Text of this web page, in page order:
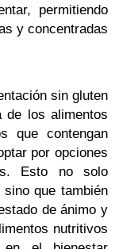
permitiendo
y concentradas
sin gluten
de los alimentos
que contengan
por opciones
Esto no solo
que también
de ánimo y
nutritivos